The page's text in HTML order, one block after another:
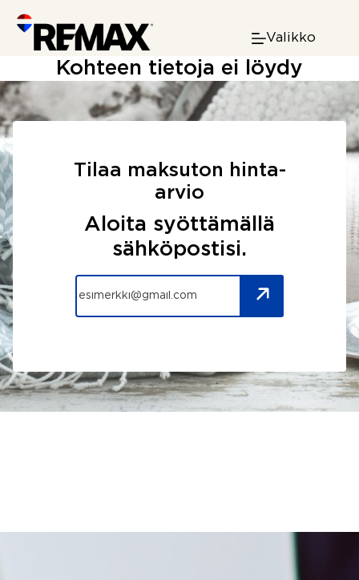
content
Valikko
Kohteen tietoja ei löydy
Tilaa maksuton hinta-
arvio
Aloita syöttämällä
sähköpostisi.